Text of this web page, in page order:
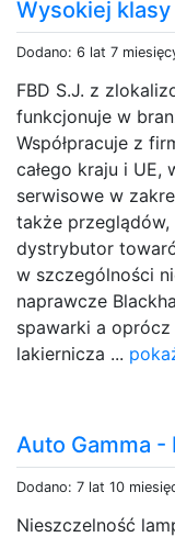
Wysokiej
Dodano: 6 lat 7
FBD S.J. z
funkcjonuje w
Współpracuje z
całego kraju i UE,
serwisowe w
także
dystrybutor
w szczególności
naprawcze
spawarki a
lakiernicza ...
Auto Gamma
Dodano: 7 lat 10
Nieszczelność